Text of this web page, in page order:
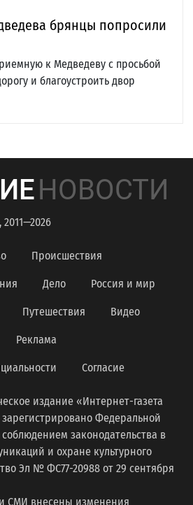
брянцы попросили
к Медведеву с просьбой
и благоустроить двор
НОВОСТИ
Происшествия
Дело Россия и мир
Путешествия Видео
Реклама
Согласие
издание «Интернет-газета
Федеральной
законодательства в
и охране культурного
Эл № ФС77-20988 от 29 сентября
СМИ внесены изменения